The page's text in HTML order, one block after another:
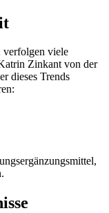
verfolgen viele
Zinkant von der
dieses Trends